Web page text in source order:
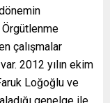
çalışmalar
2012 yılın ekim
Loğoğlu ve
genelge ile